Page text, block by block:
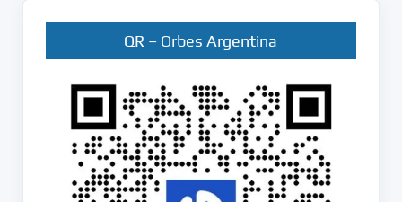
QR – Orbes Argentina